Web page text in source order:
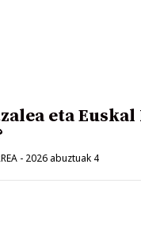
eta
- 2026 abuztuak 4